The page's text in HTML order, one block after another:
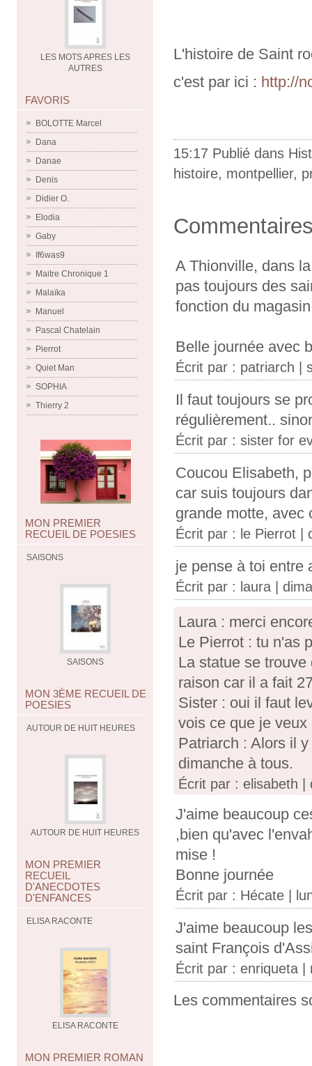
LES MOTS APRES LES
AUTRES
FAVORIS
BOLOTTE Marcel
Dana
Danae
Denis
Didier O.
Elodia
Gaby
If6was9
Maitre Chronique 1
Malaïka
Manuel
Pascal Chatelain
Pierrot
Quiet Man
SOPHIA
Thierry 2
MON PREMIER
RECUEIL DE POESIES
SAISONS
SAISONS
MON 3ÈME RECUEIL DE
POESIES
AUTOUR DE HUIT HEURES
AUTOUR DE HUIT HEURES
MON PREMIER
RECUEIL
D'ANECDOTES
D'ENFANCES
ELISA RACONTE
ELISA RACONTE
MON PREMIER ROMAN
L'histoire de Saint
c'est par ici : http://
15:17 Publié dans
histoire, montpellier,
A Thionville, dans
pas toujours des
fonction du
Belle journée avec
Écrit par : patriarch |
Il faut toujours se
régulièrement..
Écrit par : sister for
Coucou Elisabeth,
car suis toujours
grande motte, avec
Écrit par : le Pierrot |
je pense à toi entre
Écrit par : laura |
Laura : merci
Le Pierrot : tu n'as
La statue se
raison car il a fait
Sister : oui il faut
vois ce que je veux
Patriarch : Alors il
dimanche à tous.
Écrit par : elisabeth |
J'aime beaucoup
,bien qu'avec
mise !
Bonne journée
Écrit par : Hécate |
J'aime beaucoup
saint François
Écrit par : enriqueta |
Les commentaires